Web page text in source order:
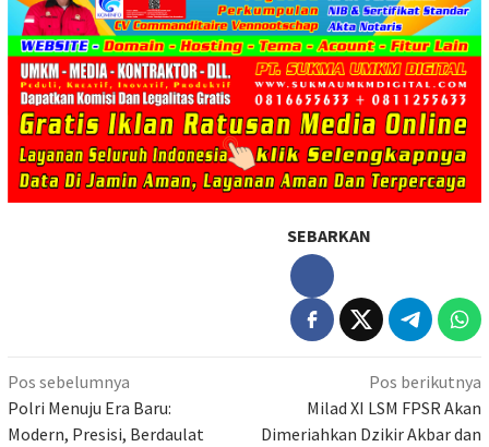
SEBARKAN
Navigasi
pos
Pos sebelumnya
Polri Menuju Era Baru:
Modern, Presisi, Berdaulat
Pos berikutnya
Milad XI LSM FPSR Akan
Dimeriahkan Dzikir Akbar dan